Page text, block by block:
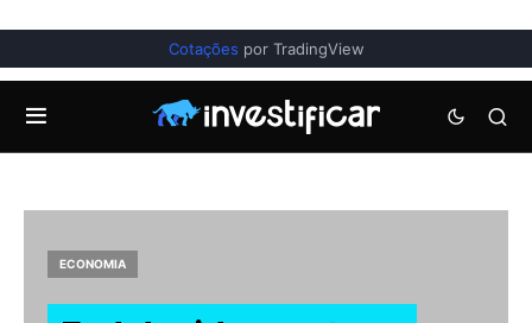
Cotações por TradingView
ECONOMIA